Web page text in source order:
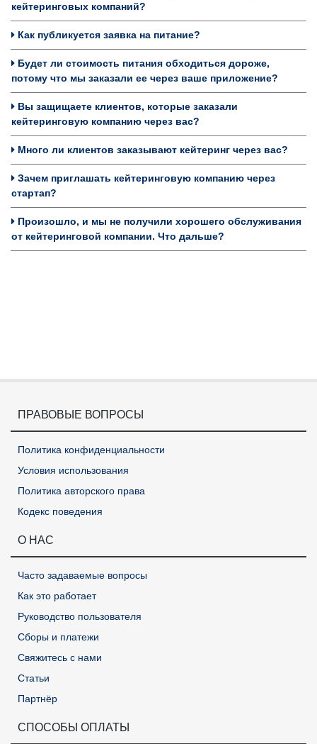
кейтеринговых компаний?
Как публикуется заявка на питание?
Будет ли стоимость питания обходиться дороже,
потому что мы заказали ее через ваше приложение?
Вы защищаете клиентов, которые заказали
кейтеринговую компанию через вас?
Много ли клиентов заказывают кейтеринг через вас?
Зачем приглашать кейтеринговую компанию через
стартап?
Произошло, и мы не получили хорошего обслуживания
от кейтеринговой компании. Что дальше?
ПРАВОВЫЕ ВОПРОСЫ
Политика конфиденциальности
Условия использования
Политика авторского права
Кодекс поведения
О НАС
Часто задаваемые вопросы
Как это работает
Руководство пользователя
Сборы и платежи
Свяжитесь с нами
Статьи
Партнёр
СПОСОБЫ ОПЛАТЫ